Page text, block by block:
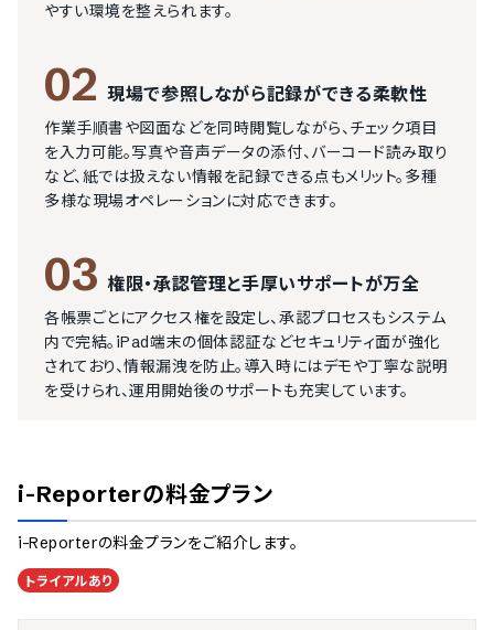
やすい環境を整えられます。
02 現場で参照しながら記録ができる柔軟性
作業手順書や図面などを同時閲覧しながら、チェック項目
を入力可能。写真や音声データの添付、バーコード読み取り
など、紙では扱えない情報を記録できる点もメリット。多種
多様な現場オペレーションに対応できます。
03 権限・承認管理と手厚いサポートが万全
各帳票ごとにアクセス権を設定し、承認プロセスもシステム
内で完結。iPad端末の個体認証などセキュリティ面が強化
されており、情報漏洩を防止。導入時にはデモや丁寧な説明
を受けられ、運用開始後のサポートも充実しています。
i-Reporterの料金プラン
i-Reporterの料金プランをご紹介します。
トライアルあり